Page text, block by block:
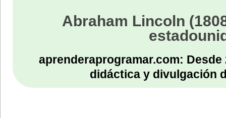
Abraham Lincoln
aprenderaprogramar.com:
didáctica y divulgación